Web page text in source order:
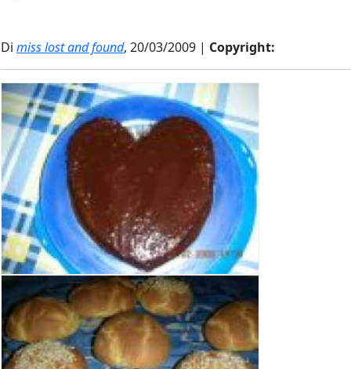
Di miss lost and found, 20/03/2009 | Copyright: